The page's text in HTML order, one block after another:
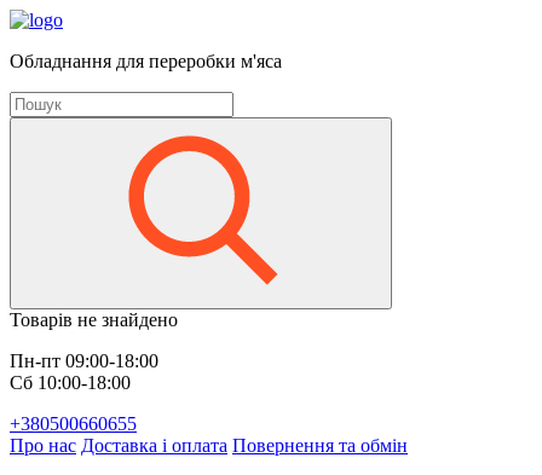
Обладнання для переробки м'яса
Товарів не знайдено
Пн-пт 09:00-18:00
Сб 10:00-18:00
+380500660655
Про нас Доставка і оплата Повернення та обмін